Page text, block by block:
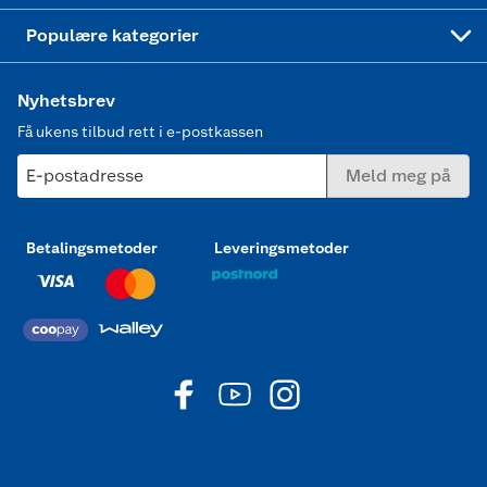
Populære kategorier
Nyhetsbrev
Få ukens tilbud rett i e-postkassen
E-postadresse Meld meg på
Betalingsmetoder Leveringsmetoder